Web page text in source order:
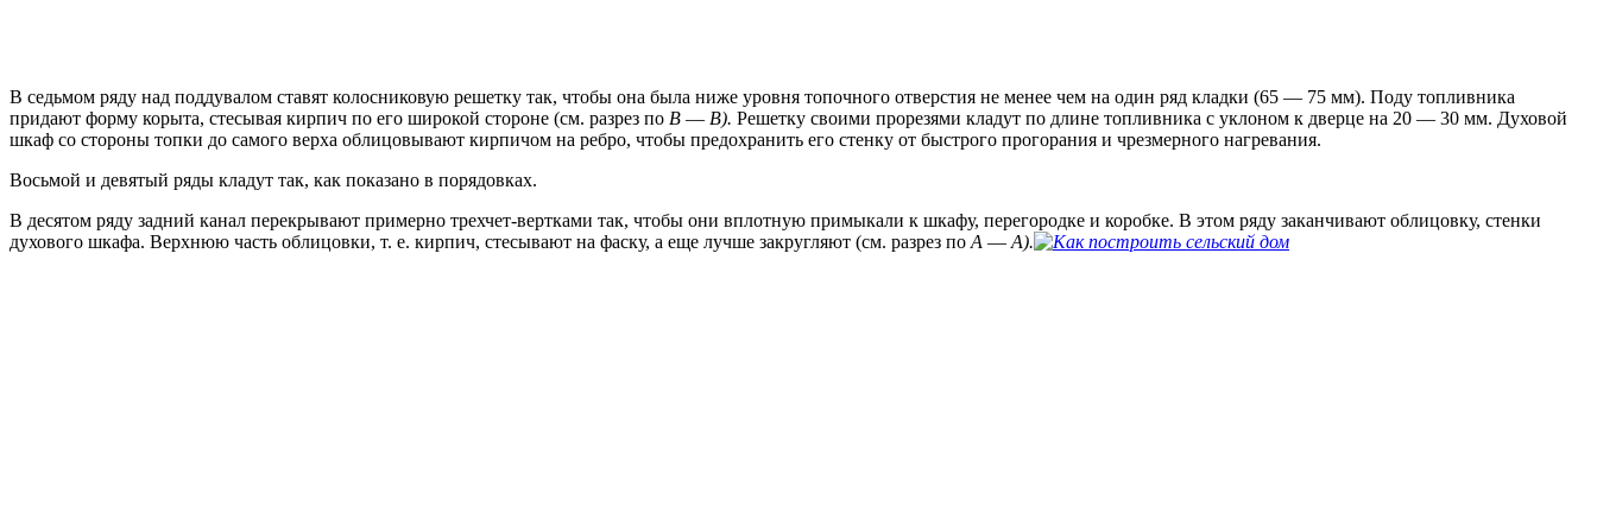
В седьмом ряду над поддувалом ставят колосниковую решетку так, чтобы она была ниже уровня топочного отверстия не менее чем на один ряд кладки (65 — 75 мм). Поду топливника
придают форму корыта, стесывая кирпич по его широкой стороне (см. разрез по В — В). Решетку своими прорезями кладут по длине топливника с уклоном к дверце на 20 — 30 мм. Духовой
шкаф со стороны топки до самого верха облицовывают кирпичом на ребро, чтобы предохранить его стенку от быстрого прогорания и чрезмерного нагревания.
Восьмой и девятый ряды кладут так, как показано в порядовках.
В десятом ряду задний канал перекрывают примерно трехчет-вертками так, чтобы они вплотную примыкали к шкафу, перегородке и коробке. В этом ряду заканчивают облицовку, стенки
духового шкафа. Верхнюю часть облицовки, т. е. кирпич, стесывают на фаску, а еще лучше закругляют (см. разрез по А — А).